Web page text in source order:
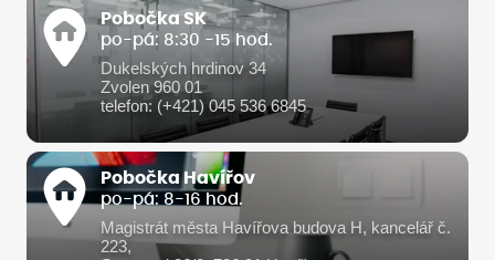
Pobočka SK
po-pá: 8:30 -15 hod.
Dukelských hrdinov 34
Zvolen 960 01
telefon: (+421) 045 536 6845
Pobočka Havířov
po-pá: 8-16 hod.
Magistrát města Havířova budova H, kancelář č.
223,